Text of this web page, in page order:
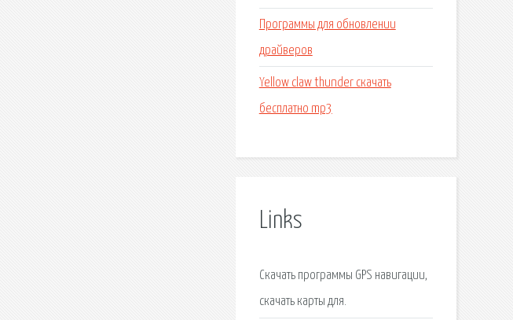
Программы для обновлении
драйверов
Yellow claw thunder скачать
бесплатно mp3
Links
Скачать программы GPS навигации,
скачать карты для.